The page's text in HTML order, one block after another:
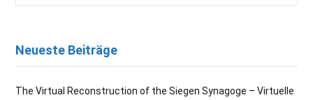
Neueste Beiträge
The Virtual Reconstruction of the Siegen Synagoge – Virtuelle